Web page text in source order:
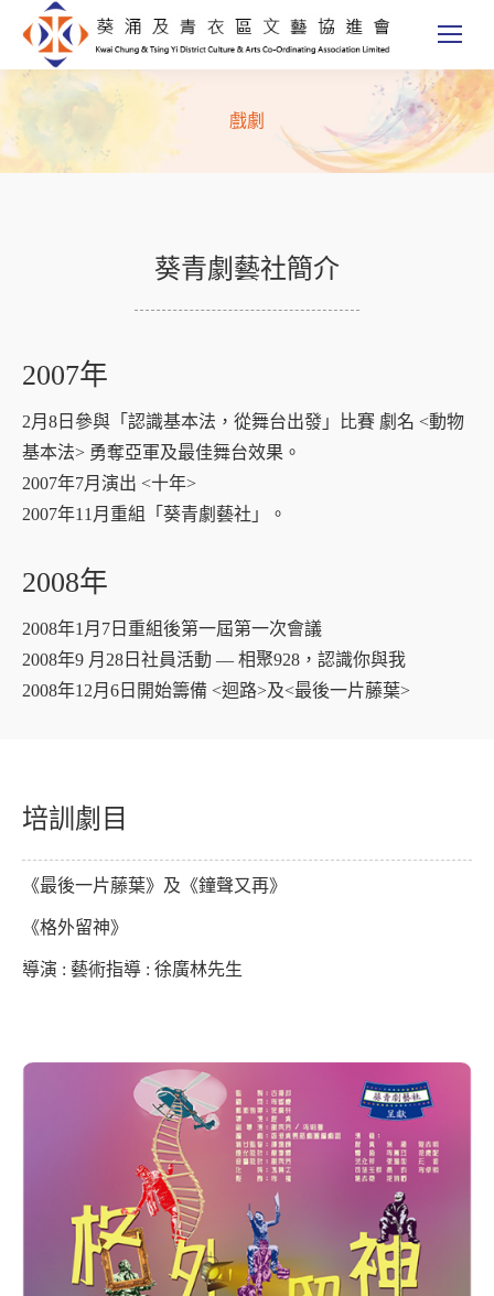
戲劇
葵青劇藝社簡介
2007年
2月8日參與「認識基本法，從舞台出發」比賽 劇名 <動物
基本法> 勇奪亞軍及最佳舞台效果。
2007年7月演出 <十年>
2007年11月重組「葵青劇藝社」。
2008年
2008年1月7日重組後第一屆第一次會議
2008年9 月28日社員活動 — 相聚928，認識你與我
2008年12月6日開始籌備 <迴路>及<最後一片藤葉>
培訓劇目
《最後一片藤葉》及《鐘聲又再》
《格外留神》
導演 : 藝術指導 : 徐廣林先生